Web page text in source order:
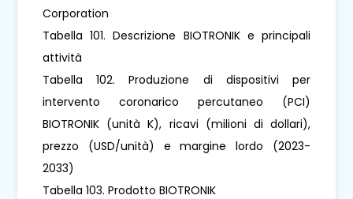
Corporation
Tabella 101. Descrizione BIOTRONIK e principali
attività
Tabella 102. Produzione di dispositivi per
intervento coronarico percutaneo (PCI)
BIOTRONIK (unità K), ricavi (milioni di dollari),
prezzo (USD/unità) e margine lordo (2023-
2033)
Tabella 103. Prodotto BIOTRONIK